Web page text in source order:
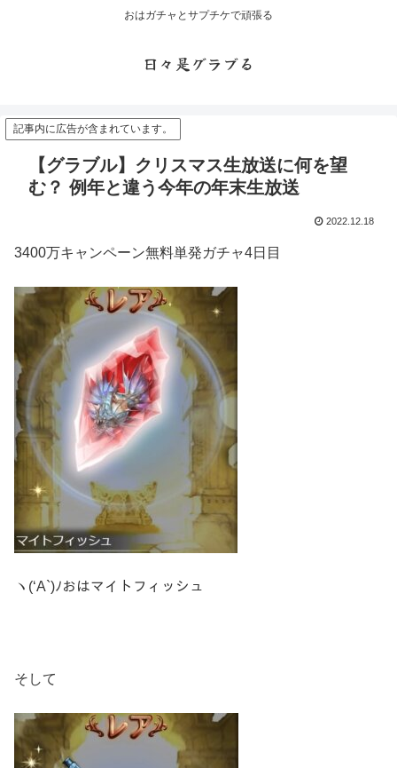
おはガチャとサプチケで頑張る
日々是グラブる
記事内に広告が含まれています。
【グラブル】クリスマス生放送に何を望
む？ 例年と違う今年の年末生放送
2022.12.18
3400万キャンペーン無料単発ガチャ4日目
ヽ(‘A`)ﾉおはマイトフィッシュ
そして